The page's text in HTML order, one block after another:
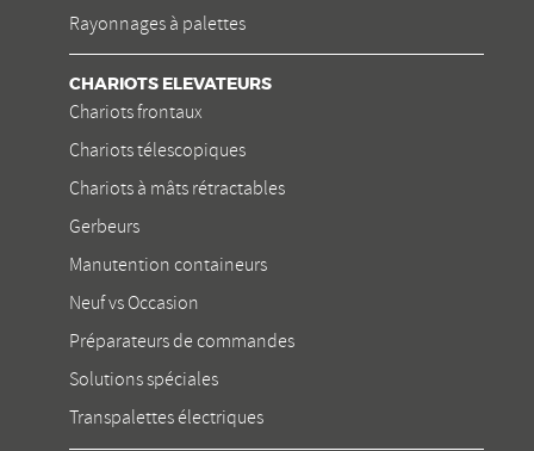
Rayonnages à palettes
CHARIOTS ELEVATEURS
Chariots frontaux
Chariots télescopiques
Chariots à mâts rétractables
Gerbeurs
Manutention containeurs
Neuf vs Occasion
Préparateurs de commandes
Solutions spéciales
Transpalettes électriques